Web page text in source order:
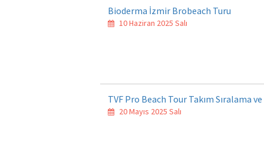
Bioderma İzmir Brobeach Turu
10 Haziran 2025 Salı
TVF Pro Beach Tour Takım Sıralama
20 Mayıs 2025 Salı